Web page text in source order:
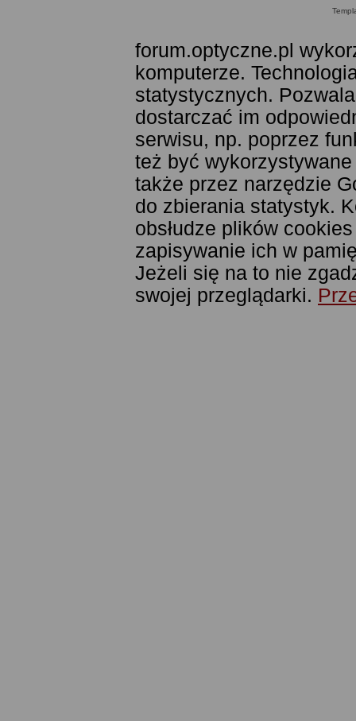
forum.optyczne.pl
komputerze.
statystycznych.
dostarczać im
serwisu, np. poprzez
też być
także przez narzędzie
do zbierania statystyk.
obsłudze plików
zapisywanie ich w
Jeżeli się na to nie
swojej przeglądarki.